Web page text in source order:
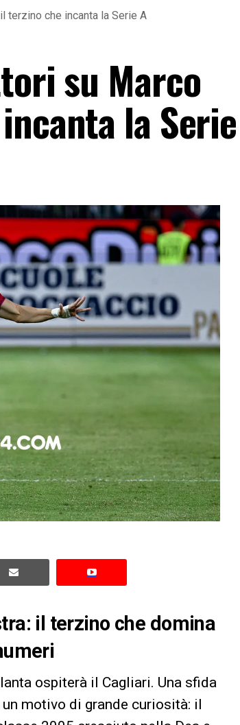
terzino che incanta la Serie A
su Marco
la
il terzino che domina
ospiterà il Cagliari. Una sfida
motivo di grande curiosità: il